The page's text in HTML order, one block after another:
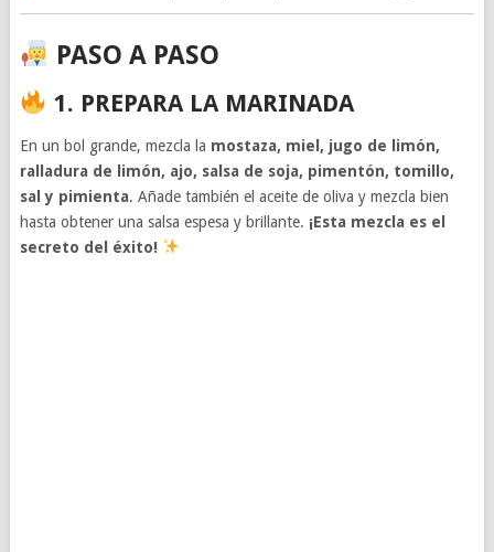
PASO A PASO
1. PREPARA LA MARINADA
En un bol grande, mezcla la mostaza, miel, jugo de limón,
ralladura de limón, ajo, salsa de soja, pimentón, tomillo,
sal y pimienta. Añade también el aceite de oliva y mezcla bien
hasta obtener una salsa espesa y brillante. ¡Esta mezcla es el
secreto del éxito!